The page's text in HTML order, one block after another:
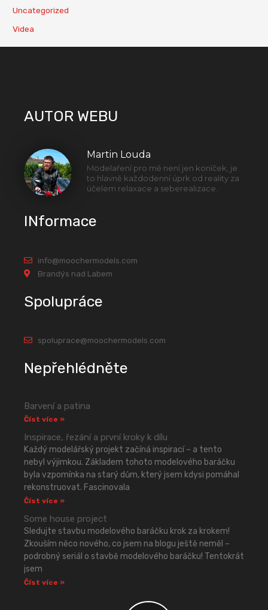
Uncategorized
Videa
AUTOR WEBU
Martin Louda
Modelaření pro mě není jen koníček, je
to hlavně každodenní úprk od reality za
účelem relaxace a seberealizace.
INformace
info@moochermodels.com
Brandýs nad Labem
Spolupráce
spoluprace@moochermodels.com
Nepřehlédněte
Barvení a patina
Číst více »
Inspirace, řezání a první kroky k dílu
Každý modelářský projekt začíná inspirací – a tento
nebyl výjimkou. Základem tohoto modelového baráčku
byla vzpomínka na starý dům, který jsem kdysi pomáhal
rekonstruovat. Fascinovala
Číst více »
Some house project
Sledujte stavbu modelového baráčku krok za krokem!
Zkouším něco nového, co jsem na blogu ještě neměl –
podrobný seriál o stavbě modelového baráčku! Tentokrát
jsem
Číst více »